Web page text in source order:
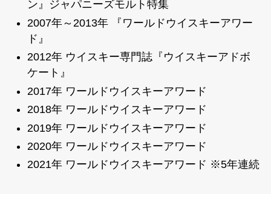
ン』ジャパニーズモルト特集
2007年～2013年 『ワールドウイスキーアワー
ド』
2012年 ウイスキー専門誌『ウイスキーアドボ
ケート』
2017年 ワールドウイスキーアワード
2018年 ワールドウイスキーアワード
2019年 ワールドウイスキーアワード
2020年 ワールドウイスキーアワード
2021年 ワールドウイスキーアワード ※5年連続